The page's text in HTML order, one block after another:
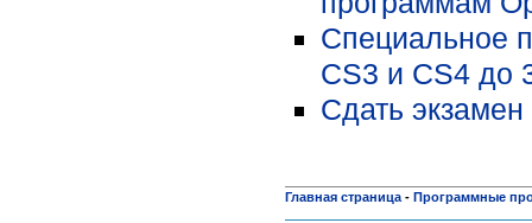
Специальное
CS3 и CS4 до
Сдать
Главная страница - Программные